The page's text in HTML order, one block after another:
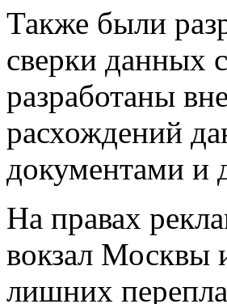
Также были
сверки данных
разработаны
расхождений
документами и
На правах
вокзал Москвы
лишних